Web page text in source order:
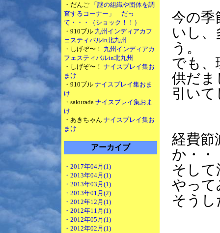
・だんご
「謎の組織や団体を調
査するコーナー」 だっ
て・・・（ショック！！）
・910ブル 九州インディアカフ
ェスティバルin北九州
・しげぞ〜！ 九州インディアカ
フェスティバルin北九州
・しげぞ〜！ ナイスプレイ集お
まけ
・910ブル ナイスプレイ集おま
け
・sakurada ナイスプレイ集おま
け
・あきちゃん ナイスプレイ集お
まけ
アーカイブ
・2017年04月(1)
・2013年04月(1)
・2013年03月(1)
・2013年01月(2)
・2012年12月(1)
・2012年11月(1)
・2012年05月(1)
・2012年02月(1)
今の季
いし、
う。
でも、
供だま
引い
経費節
か・・
そして
やって
そう